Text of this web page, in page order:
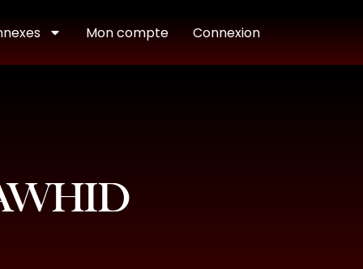
Mon compte Connexion